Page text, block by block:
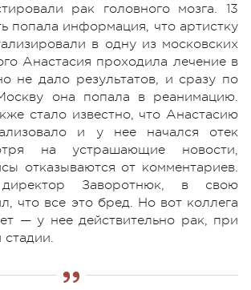
рак головного мозга. 13
попала информация, что артистку
в одну из московских
Анастасия проходила лечение в
не дало результатов, и сразу по
она попала в реанимацию.
стало известно, что Анастасию
и у нее начался отек
на устрашающие новости,
отказываются от комментариев.
Заворотнюк, в свою
что все это бред. Но вот коллега
— у нее действительно рак, при
стадии.